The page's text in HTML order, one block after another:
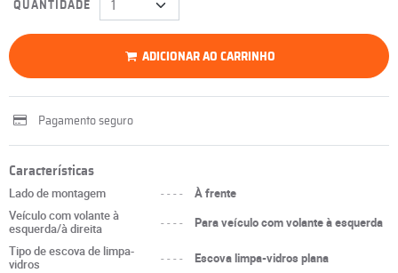
QUANTIDADE
ADICIONAR AO CARRINHO
Pagamento seguro
Características
Lado de montagem ----
À frente
Veículo com volante à
esquerda/à direita
----
Para veículo com volante à esquerda
Tipo de escova de limpa-
vidros
----
Escova limpa-vidros plana